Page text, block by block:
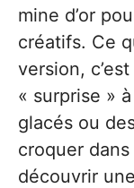
mine d’or
créatifs. Ce
version,
« surprise »
glacés ou
croquer
découvrir